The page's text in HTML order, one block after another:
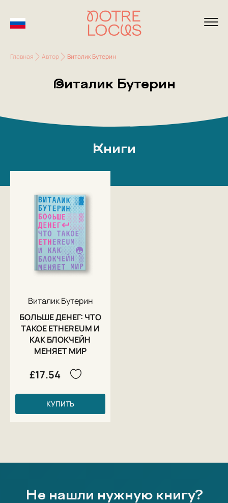
Главная Автор Виталик Бутерин
Виталик Бутерин
Книги
Виталик Бутерин
БОЛЬШЕ ДЕНЕГ: ЧТО
ТАКОЕ ETHEREUM И
КАК БЛОКЧЕЙН
МЕНЯЕТ МИР
£17.54
КУПИТЬ
Не нашли нужную книгу?